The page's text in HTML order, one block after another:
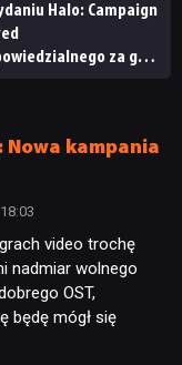
Halo: Campaign
za grę
Nowa kampania
video trochę
nadmiar wolnego
OST,
będę mógł się